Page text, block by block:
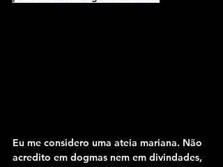
Eu me considero uma ateia mariana. Não
acredito em dogmas nem em divindades,